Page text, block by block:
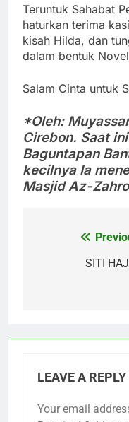
Teruntuk Sahabat
haturkan terima
kisah Hilda, dan
dalam bentuk
Salam Cinta untuk
*Oleh:
Cirebon. Saat
Baguntapan
kecilnya Ia
Masjid Az-
navigation
SITI
LEAVE A REPLY
Your email